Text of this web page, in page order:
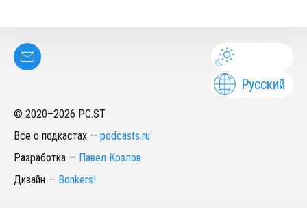
Русский
© 2020–2026 PC.ST
Все о подкастах — podcasts.ru
Разработка — Павел Козлов
Дизайн — Bonkers!